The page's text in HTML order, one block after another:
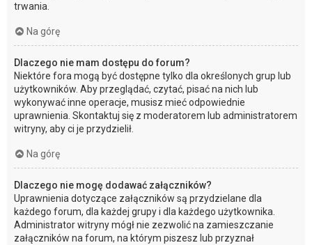
trwania.
Na górę
Dlaczego nie mam dostępu do forum?
Niektóre fora mogą być dostępne tylko dla określonych grup lub
użytkowników. Aby przeglądać, czytać, pisać na nich lub
wykonywać inne operacje, musisz mieć odpowiednie
uprawnienia. Skontaktuj się z moderatorem lub administratorem
witryny, aby ci je przydzielił.
Na górę
Dlaczego nie mogę dodawać załączników?
Uprawnienia dotyczące załączników są przydzielane dla
każdego forum, dla każdej grupy i dla każdego użytkownika.
Administrator witryny mógł nie zezwolić na zamieszczanie
załączników na forum, na którym piszesz lub przyznał